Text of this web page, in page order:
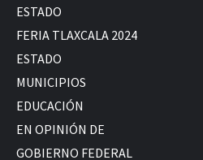
ESTADO
FERIA TLAXCALA 2024
ESTADO
MUNICIPIOS
EDUCACIÓN
EN OPINIÓN DE
GOBIERNO FEDERAL